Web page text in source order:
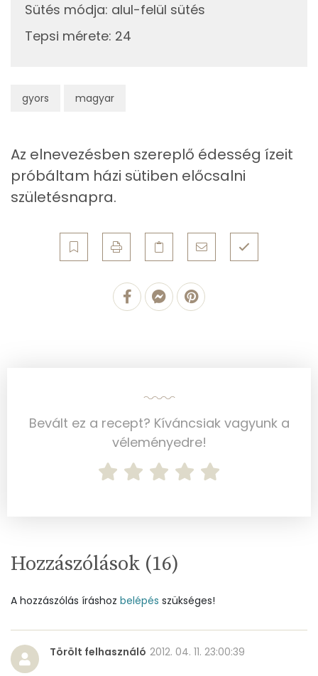
gyors magyar
Cink
Szelén
Foszfor
243 mg
Nátrium
Réz
6 mg
Összesen
Összesen
A vitamin (RAE):
B6 vitamin:
0 mg
B12 Vitamin:
0 micro
Sütés módja: alul-felül sütés
Tepsi mérete: 24
Az elnevezésben szereplő édesség ízeit
próbáltam házi sütiben előcsalni
születésnapra.
Bevált ez a recept? Kíváncsiak vagyunk a
véleményedre!
Hozzászólások (16)
A hozzászólás íráshoz belépés szükséges!
Törölt felhasználó 2012. 04. 11. 23:00:39